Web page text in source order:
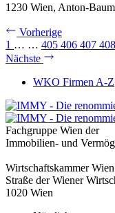
1230 Wien, Anton-
Vorherige
1 … … 405 406 407 408
Nächste
WKO Firmen A-Z
Fachgruppe Wien der
Immobilien- und
Wirtschaftskammer Wien
Straße der Wiener
1020 Wien